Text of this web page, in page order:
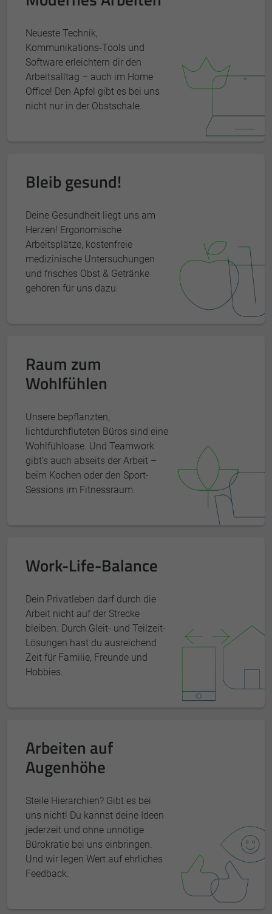
Neueste Technik,
Kommunikations-Tools und
Software erleichtern dir den
Arbeitsalltag – auch im Home
Office! Den Apfel gibt es bei uns
nicht nur in der Obstschale.
Bleib gesund!
Deine Gesundheit liegt uns am
Herzen! Ergonomische
Arbeitsplätze, kostenfreie
medizinische Untersuchungen
und frisches Obst & Getränke
gehören für uns dazu.
Raum zum
Wohlfühlen
Unsere bepflanzten,
lichtdurchfluteten Büros sind eine
Wohlfühloase. Und Teamwork
gibt’s auch abseits der Arbeit –
beim Kochen oder den Sport-
Sessions im Fitnessraum.
Work-Life-Balance
Dein Privatleben darf durch die
Arbeit nicht auf der Strecke
bleiben. Durch Gleit- und Teilzeit-
Lösungen hast du ausreichend
Zeit für Familie, Freunde und
Hobbies.
Arbeiten auf
Augenhöhe
Steile Hierarchien? Gibt es bei
uns nicht! Du kannst deine Ideen
jederzeit und ohne unnötige
Bürokratie bei uns einbringen.
Und wir legen Wert auf ehrliches
Feedback.